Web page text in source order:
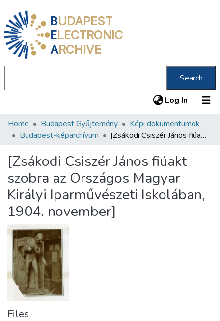
BUDAPEST
ELECTRONIC
ARCHIVE
Search
Log In (current)
Communities & Collections
Statistics
About us
Home Budapest Gyűjtemény
Képi dokumentumok
Budapest-képarchívum
[Zsákodi Csiszér János fiúakt szobra az Országos Magyar Királyi Iparművészeti Iskolában, 1904. november]
[Zsákodi Csiszér János fiúakt
szobra az Országos Magyar
Királyi Iparművészeti Iskolában,
1904. november]
Files